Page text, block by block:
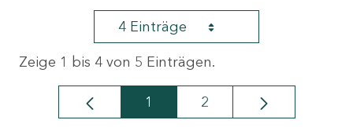
4 Einträge
Zeige 1 bis 4 von 5 Einträgen.
Seite
1 Seite
2